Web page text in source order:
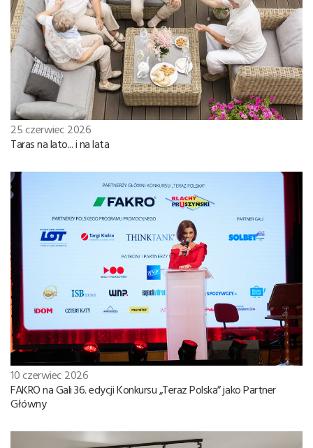
25 czerwiec 2026
Taras na lato... i na lata
10 czerwiec 2026
FAKRO na Gali 36. edycji Konkursu „Teraz Polska” jako Partner
Główny